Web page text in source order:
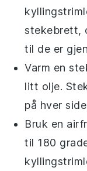
stekebrett,
til de er
Varm en
litt olje.
på hver
Bruk en
til 180